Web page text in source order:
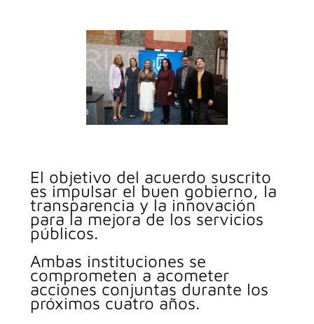
El objetivo del acuerdo suscrito
es impulsar el buen gobierno, la
transparencia y la innovación
para la mejora de los servicios
públicos.
Ambas instituciones se
comprometen a acometer
acciones conjuntas durante los
próximos cuatro años.